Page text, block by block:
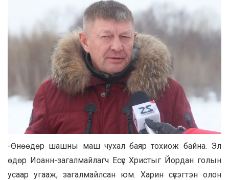
-Өнөөдөр шашны маш чухал баяр тохиож байна. Эл
өдөр Иоанн-загалмайлагч Есүс Христыг Йордан голын
усаар угааж, загалмайлсан юм. Харин сүсэгтэн олон